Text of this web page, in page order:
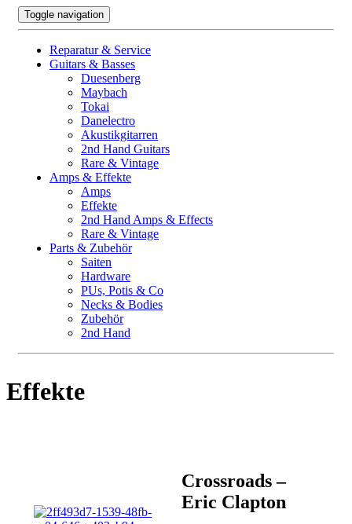
Toggle navigation
Reparatur & Service
Guitars & Basses
Duesenberg
Maybach
Tokai
Danelectro
Akustikgitarren
2nd Hand Guitars
Rare & Vintage
Amps & Effekte
Amps
Effekte
2nd Hand Amps & Effects
Rare & Vintage
Parts & Zubehör
Saiten
Hardware
PUs, Potis & Co
Necks & Bodies
Zubehör
2nd Hand
Effekte
Crossroads –
Eric Clapton